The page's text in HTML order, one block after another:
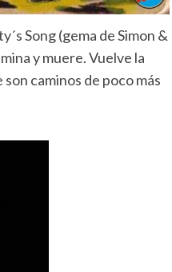
Song (gema de Simon &
y muere. Vuelve la
caminos de poco más